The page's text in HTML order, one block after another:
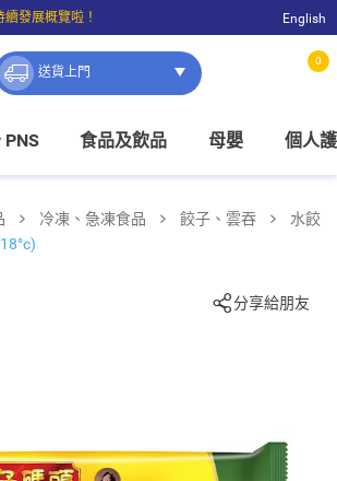
續發展概覽啦！
貨；滿$100即可免費店取。
English
送貨上門
0
PNS 食品及飲品 母嬰 個人
冷凍、急凍食品 餃子、雲吞
水餃
分享給朋友